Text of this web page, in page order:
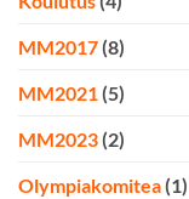
MM2017 (8)
MM2021 (5)
MM2023 (2)
Olympiakomitea (1)